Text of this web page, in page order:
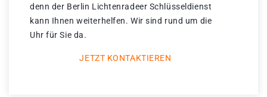
denn der Berlin Lichtenradeer Schlüsseldienst
kann Ihnen weiterhelfen. Wir sind rund um die
Uhr für Sie da.
JETZT KONTAKTIEREN